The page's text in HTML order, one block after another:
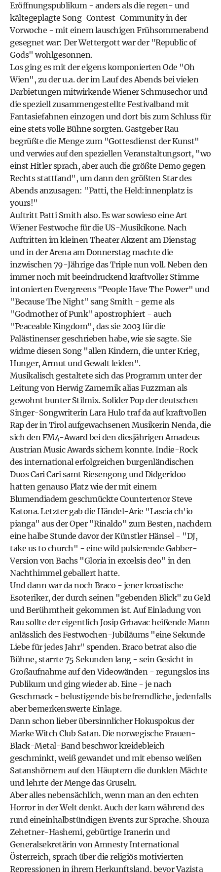
Eröffnungspublikum - anders als die regen- und
kältegeplagte Song-Contest-Community in der
Vorwoche - mit einem lauschigen Frühsommerabend
gesegnet war: Der Wettergott war der "Republic of
Gods" wohlgesonnen.
Los ging es mit der eigens komponierten Ode "Oh
Wien", zu der u.a. der im Lauf des Abends bei vielen
Darbietungen mitwirkende Wiener Schmusechor und
die speziell zusammengestellte Festivalband mit
Fantasiefahnen einzogen und dort bis zum Schluss für
eine stets volle Bühne sorgten. Gastgeber Rau
begrüßte die Menge zum "Gottesdienst der Kunst"
und verwies auf den speziellen Veranstaltungsort, "wo
einst Hitler sprach, aber auch die größte Demo gegen
Rechts stattfand", um dann den größten Star des
Abends anzusagen: "Patti, the Held:innenplatz is
yours!"
Auftritt Patti Smith also. Es war sowieso eine Art
Wiener Festwoche für die US-Musikikone. Nach
Auftritten im kleinen Theater Akzent am Dienstag
und in der Arena am Donnerstag machte die
inzwischen 79-Jährige das Triple nun voll. Neben den
immer noch mit beeindruckend kraftvoller Stimme
intonierten Evergreens "People Have The Power" und
"Because The Night" sang Smith - gerne als
"Godmother of Punk" apostrophiert - auch
"Peaceable Kingdom", das sie 2003 für die
Palästinenser geschrieben habe, wie sie sagte. Sie
widme diesen Song "allen Kindern, die unter Krieg,
Hunger, Armut und Gewalt leiden".
Musikalisch gestaltete sich das Programm unter der
Leitung von Herwig Zamernik alias Fuzzman als
gewohnt bunter Stilmix. Solider Pop der deutschen
Singer-Songwriterin Lara Hulo traf da auf kraftvollen
Rap der in Tirol aufgewachsenen Musikerin Nenda, die
sich den FM4-Award bei den diesjährigen Amadeus
Austrian Music Awards sichern konnte. Indie-Rock
des international erfolgreichen burgenländischen
Duos Cari Cari samt Riesengong und Didgeridoo
hatten genauso Platz wie der mit einem
Blumendiadem geschmückte Countertenor Steve
Katona. Letzter gab die Händel-Arie "Lascia ch'io
pianga" aus der Oper "Rinaldo" zum Besten, nachdem
eine halbe Stunde davor der Künstler Hänsel - "DJ,
take us to church" - eine wild pulsierende Gabber-
Version von Bachs "Gloria in excelsis deo" in den
Nachthimmel geballert hatte.
Und dann war da noch Braco - jener kroatische
Esoteriker, der durch seinen "gebenden Blick" zu Geld
und Berühmtheit gekommen ist. Auf Einladung von
Rau sollte der eigentlich Josip Grbavac heißende Mann
anlässlich des Festwochen-Jubiläums "eine Sekunde
Liebe für jedes Jahr" spenden. Braco betrat also die
Bühne, starrte 75 Sekunden lang - sein Gesicht in
Großaufnahme auf den Videowänden - regungslos ins
Publikum und ging wieder ab. Eine - je nach
Geschmack - belustigende bis befremdliche, jedenfalls
aber bemerkenswerte Einlage.
Dann schon lieber übersinnlicher Hokuspokus der
Marke Witch Club Satan. Die norwegische Frauen-
Black-Metal-Band beschwor kreidebleich
geschminkt, weiß gewandet und mit ebenso weißen
Satanshörnern auf den Häuptern die dunklen Mächte
und lehrte der Menge das Gruseln.
Aber alles nebensächlich, wenn man an den echten
Horror in der Welt denkt. Auch der kam während des
rund eineinhalbstündigen Events zur Sprache. Shoura
Zehetner-Hashemi, gebürtige Iranerin und
Generalsekretärin von Amnesty International
Österreich, sprach über die religiös motivierten
Repressionen in ihrem Herkunftsland, bevor Vazista